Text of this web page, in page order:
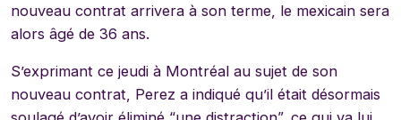
nouveau contrat arrivera à son terme, le mexicain sera
alors âgé de 36 ans.
S’exprimant ce jeudi à Montréal au sujet de son
nouveau contrat, Perez a indiqué qu’il était désormais